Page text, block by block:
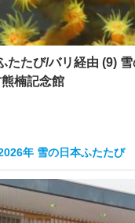
たたび/バリ経由 (9)
楠記念館
年 雪の日本ふたたび